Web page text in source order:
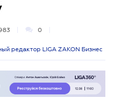
0
редактор LIGA ZAKON Бизнес